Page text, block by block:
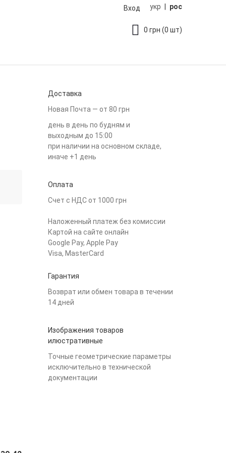
укр рос
Вход
0 грн (0 шт)
Доставка
Новая Почта — от 80 грн
день в день по будням и
выходным до 15:00
при наличии на основном складе,
иначе +1 день
Оплата
Счет с НДС от 1000 грн
Наложенный платеж без комиссии
Картой на сайте онлайн
Google Pay, Apple Pay
Visa, MasterCard
Гарантия
Возврат или обмен товара в течении
14 дней
Изображения товаров
илюстративные
Точные геометрические параметры
исключительно в технической
документации